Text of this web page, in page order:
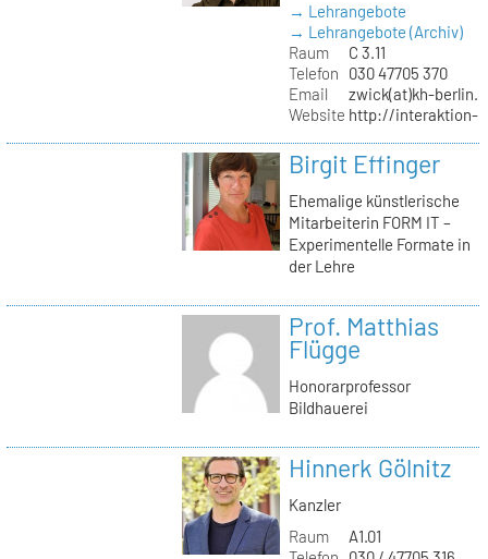
→ Lehrangebote
→ Lehrangebote (Archiv)
Raum
C 3.11
Telefon
030 47705 370
Email
zwick(at)kh-
Website http://interaktion-
Birgit Effinger
Ehemalige künstlerische
Mitarbeiterin FORM IT –
Experimentelle Formate in
der Lehre
Prof. Matthias
Flügge
Honorarprofessor
Bildhauerei
Hinnerk Gölnitz
Kanzler
Raum
A1.01